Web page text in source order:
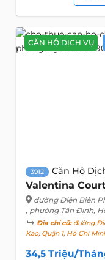
CĂN HỘ DỊCH VỤ
3912 Căn Hộ
Valentina
đường Điện Biên
, phường Tân Định,
Địa chỉ cũ:đường
Kao, Quận 1, Hồ Chí
34,5 Triệu/